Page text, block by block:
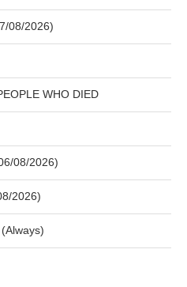
08/2026)
WHO DIED
08/2026)
2026)